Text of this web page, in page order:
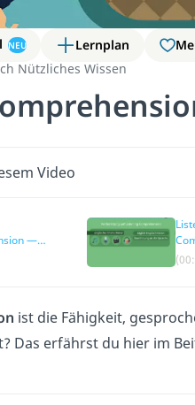
NEU Lernplan
Nützliches Wissen
Video
—
ist die Fähigkeit,
Das erfährst du hier im